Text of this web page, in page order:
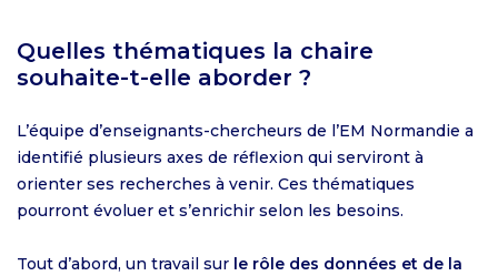
Quelles thématiques la chaire
souhaite-t-elle aborder ?
L’équipe d’enseignants-chercheurs de l’EM Normandie a
identifié plusieurs axes de réflexion qui serviront à
orienter ses recherches à venir. Ces thématiques
pourront évoluer et s’enrichir selon les besoins.
Tout d’abord, un travail sur le rôle des données et de la